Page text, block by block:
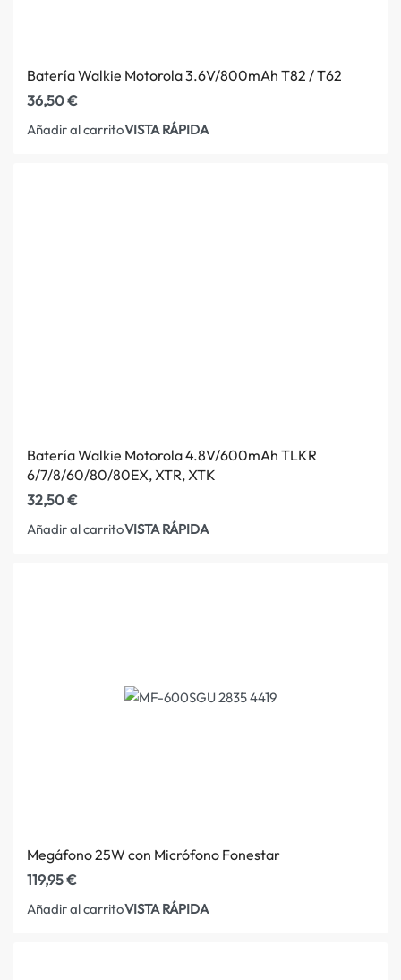
Batería Walkie Motorola 3.6V/800mAh T82 / T62
36,50€
Añadir al carritoVISTA RÁPIDA
Batería Walkie Motorola 4.8V/600mAh TLKR
6/7/8/60/80/80EX, XTR, XTK
32,50€
Añadir al carritoVISTA RÁPIDA
Megáfono 25W con Micrófono Fonestar
119,95€
Añadir al carritoVISTA RÁPIDA